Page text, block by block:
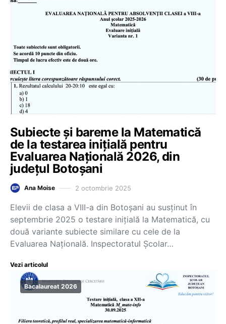
Subiecte și bareme la Matematică
de la testarea inițială pentru
Evaluarea Națională 2026, din
județul Botoșani
Ana Moise 2 octombrie 2025
Elevii de clasa a VIII-a din Botoșani au susținut în
septembrie 2025 o testare inițială la Matematică, cu
două variante subiecte similare cu cele de la
Evaluarea Națională. Inspectoratul Școlar…
Vezi articolul
Bacalaureat 2026